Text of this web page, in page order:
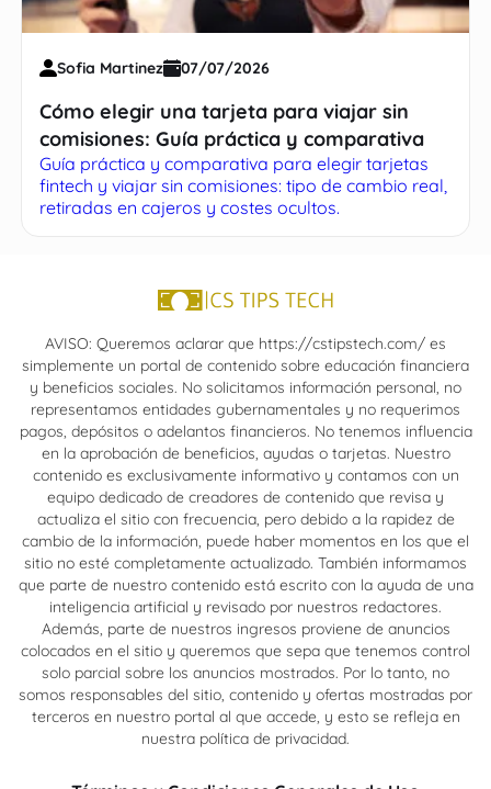
Sofia Martinez 07/07/2026
Cómo elegir una tarjeta para viajar sin
comisiones: Guía práctica y comparativa
Guía práctica y comparativa para elegir tarjetas
fintech y viajar sin comisiones: tipo de cambio real,
retiradas en cajeros y costes ocultos.
AVISO: Queremos aclarar que https://cstipstech.com/ es
simplemente un portal de contenido sobre educación financiera
y beneficios sociales. No solicitamos información personal, no
representamos entidades gubernamentales y no requerimos
pagos, depósitos o adelantos financieros. No tenemos influencia
en la aprobación de beneficios, ayudas o tarjetas. Nuestro
contenido es exclusivamente informativo y contamos con un
equipo dedicado de creadores de contenido que revisa y
actualiza el sitio con frecuencia, pero debido a la rapidez de
cambio de la información, puede haber momentos en los que el
sitio no esté completamente actualizado. También informamos
que parte de nuestro contenido está escrito con la ayuda de una
inteligencia artificial y revisado por nuestros redactores.
Además, parte de nuestros ingresos proviene de anuncios
colocados en el sitio y queremos que sepa que tenemos control
solo parcial sobre los anuncios mostrados. Por lo tanto, no
somos responsables del sitio, contenido y ofertas mostradas por
terceros en nuestro portal al que accede, y esto se refleja en
nuestra política de privacidad.